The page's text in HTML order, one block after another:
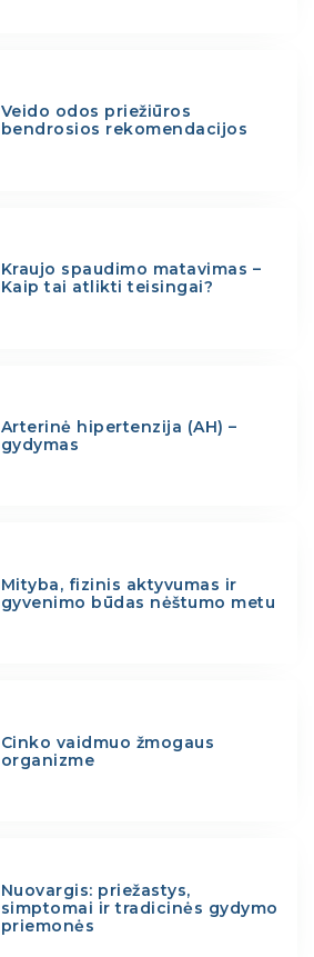
Veido odos priežiūros
bendrosios rekomendacijos
Kraujo spaudimo matavimas –
Kaip tai atlikti teisingai?
Arterinė hipertenzija (AH) –
gydymas
Mityba, fizinis aktyvumas ir
gyvenimo būdas nėštumo metu
Cinko vaidmuo žmogaus
organizme
Nuovargis: priežastys,
simptomai ir tradicinės gydymo
priemonės